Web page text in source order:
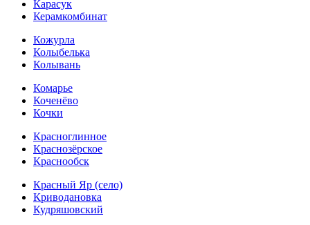
Карасук
Керамкомбинат
Кожурла
Колыбелька
Колывань
Комарье
Коченёво
Кочки
Красноглинное
Краснозёрское
Краснообск
Красный Яр (село)
Криводановка
Кудряшовский